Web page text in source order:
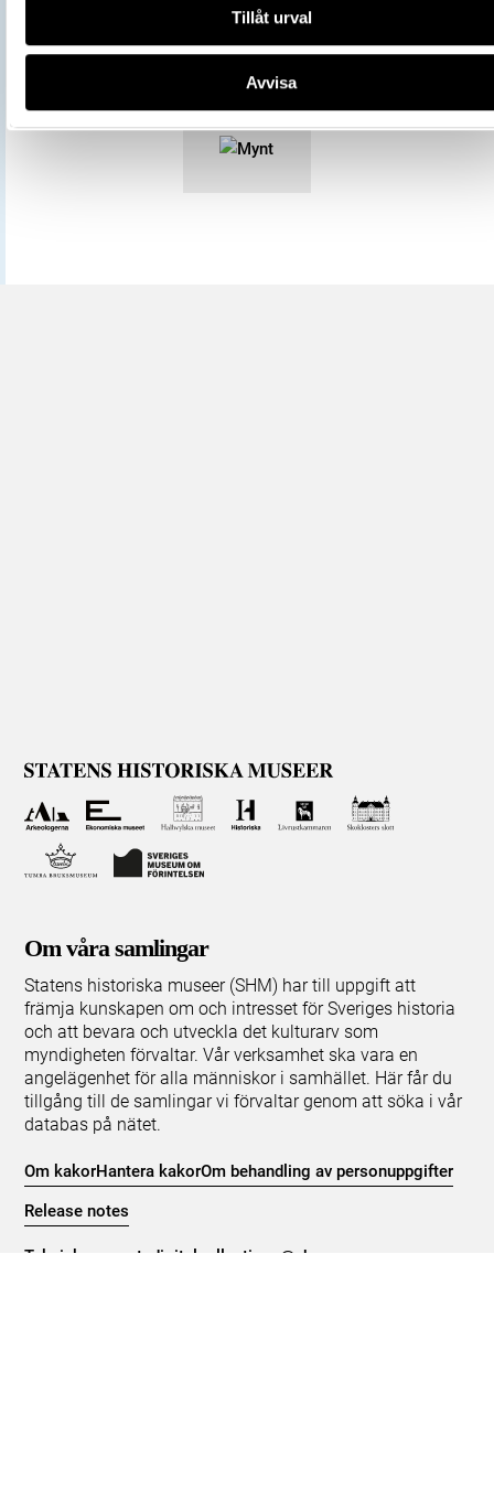
Tillåt urval
Avvisa
All textinformation (metadata) på denna sida är fri att använda
licensen CC0.
Om våra samlingar
Statens historiska museer (SHM) har till uppgift att
främja kunskapen om och intresset för Sveriges historia
och att bevara och utveckla det kulturarv som
myndigheten förvaltar. Vår verksamhet ska vara en
angelägenhet för alla människor i samhället. Här får du
tillgång till de samlingar vi förvaltar genom att söka i vår
databas på nätet.
Om kakorHantera kakorOm behandling av personuppgifter
Release notes
Teknisk support: digitalcollections@shm.se